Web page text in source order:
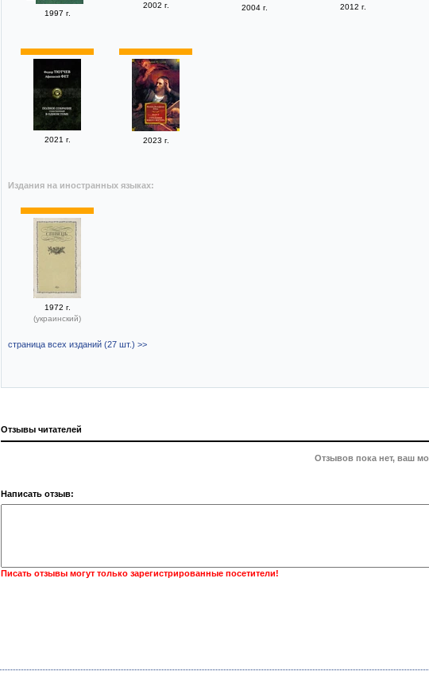
1997 г.
2002 г. 2004 г. 2012 г.
2021 г. 2023 г.
Издания на иностранных языках:
1972 г.
(украинский)
страница всех изданий (27 шт.) >>
Отзывы читателей
Отзывов пока нет, ваш
Написать отзыв:
Писать отзывы могут только зарегистрированные посетители!